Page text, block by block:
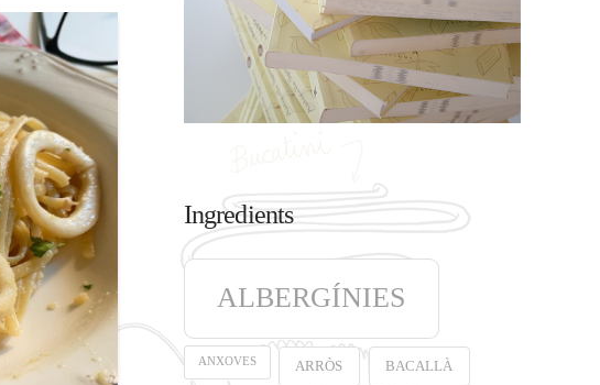
Ingredients
ALBERGÍNIES
ANXOVES ARRÒS BACALLÀ